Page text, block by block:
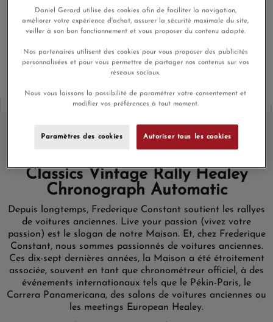
Aucune prime de fidélité n'est accordée pour ce produit, car
Classics Vintage Rally Healey
Chronograph Automatic
Depuis longtemps, Frederique Constant soutient les rallyes
de voitures anciennes. Live your passion (vivez votre
passion) est le slogan de notre Maison. Et, chez Frederique
Constant, nous sommes passionnés de voitures anciennes.
Ces dix-sept dernières années, la Maison a été étroitement
associée, souvent en tant que chronométreur officiel, à des
événements internationaux tels que le Pékin-Paris, le
Carrera Panamericana, des salons de voitures anciennes ou
les meetings European Healey.
Daniel Gerard utilise des cookies afin de faciliter la navigation,
améliorer votre expérience d'achat, assurer la sécurité maximale du site,
veiller à son bon fonctionnement et vous proposer du contenu adapté.
Nos partenaires utilisent des cookies pour vous proposer des publicités
personnalisées et pour vous permettre de partager nos contenus sur vos
réseaux sociaux.
Nous vous laissons la possibilité de paramétrer votre consentement et
modifier vos préférences à tout moment.
Paramètres des cookies Autoriser tous les cookies